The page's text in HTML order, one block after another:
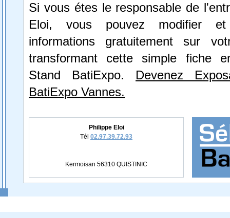
Si vous étes le responsable de
Eloi, vous pouvez modifier
informations gratuitement sur
transformant cette simple fiche
Stand BatiExpo. Devenez
BatiExpo Vannes.
Philippe Eloi
Tél 02.97.39.72.93
Kermoisan 56310 QUISTINIC